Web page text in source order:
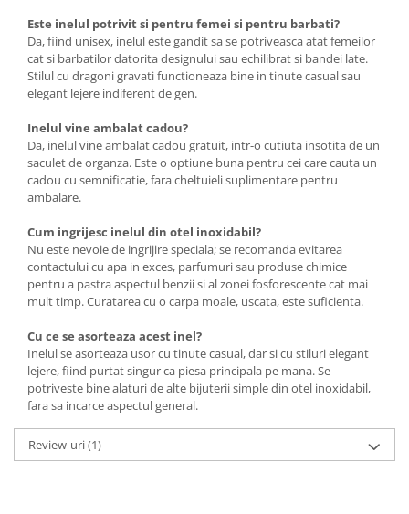
Este inelul potrivit si pentru femei si pentru barbati?
Da, fiind unisex, inelul este gandit sa se potriveasca atat femeilor
cat si barbatilor datorita designului sau echilibrat si bandei late.
Stilul cu dragoni gravati functioneaza bine in tinute casual sau
elegant lejere indiferent de gen.
Inelul vine ambalat cadou?
Da, inelul vine ambalat cadou gratuit, intr-o cutiuta insotita de un
saculet de organza. Este o optiune buna pentru cei care cauta un
cadou cu semnificatie, fara cheltuieli suplimentare pentru
ambalare.
Cum ingrijesc inelul din otel inoxidabil?
Nu este nevoie de ingrijire speciala; se recomanda evitarea
contactului cu apa in exces, parfumuri sau produse chimice
pentru a pastra aspectul benzii si al zonei fosforescente cat mai
mult timp. Curatarea cu o carpa moale, uscata, este suficienta.
Cu ce se asorteaza acest inel?
Inelul se asorteaza usor cu tinute casual, dar si cu stiluri elegant
lejere, fiind purtat singur ca piesa principala pe mana. Se
potriveste bine alaturi de alte bijuterii simple din otel inoxidabil,
fara sa incarce aspectul general.
Review-uri(1)